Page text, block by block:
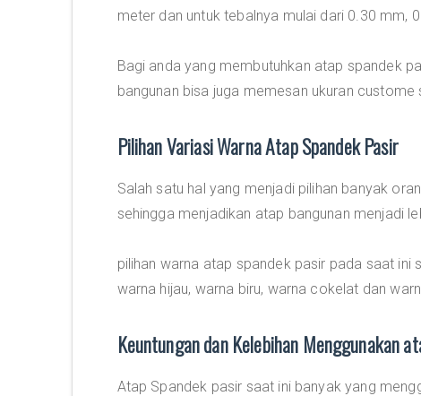
meter dan untuk tebalnya mulai dari 0.30 mm,
Bagi anda yang membutuhkan atap spandek
bangunan bisa juga memesan ukuran custome
Pilihan Variasi Warna Atap Spandek Pasir
Salah satu hal yang menjadi pilihan banyak
sehingga menjadikan atap bangunan menjadi
pilihan warna atap spandek pasir pada saat
warna hijau, warna biru, warna cokelat dan
Keuntungan dan Kelebihan Menggunakan
Atap Spandek pasir saat ini banyak yang